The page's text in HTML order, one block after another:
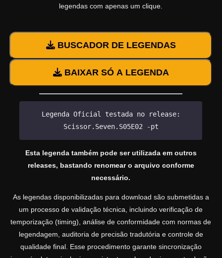
legendas com apenas um clique.
BUSCADOR DE LEGENDAS
BAIXAR SÓ A LEGENDA
Legenda Oficial testada no release:
Scissor.Seven.S05E02 -pt
Esta legenda também pode ser utilizada em outros
releases, bastando renomear o arquivo conforme
necessário.
As legendas disponibilizadas para download são submetidas a
um processo de validação técnica, incluindo verificação de
temporização (timing), análise de conformidade com normas de
legendagem, auditoria de precisão tradutória e controle de
qualidade final. Esse procedimento garante sincronização